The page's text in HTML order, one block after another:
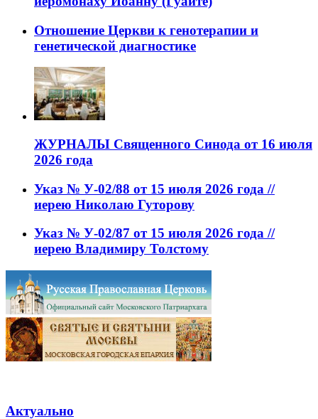
Отношение Церкви к генотерапии и
генетической диагностике
ЖУРНАЛЫ Священного Синода от 16 июля
2026 года
Указ № У-02/88 от 15 июля 2026 года //
иерею Николаю Гуторову
Указ № У-02/87 от 15 июля 2026 года //
иерею Владимиру Толстому
Актуально